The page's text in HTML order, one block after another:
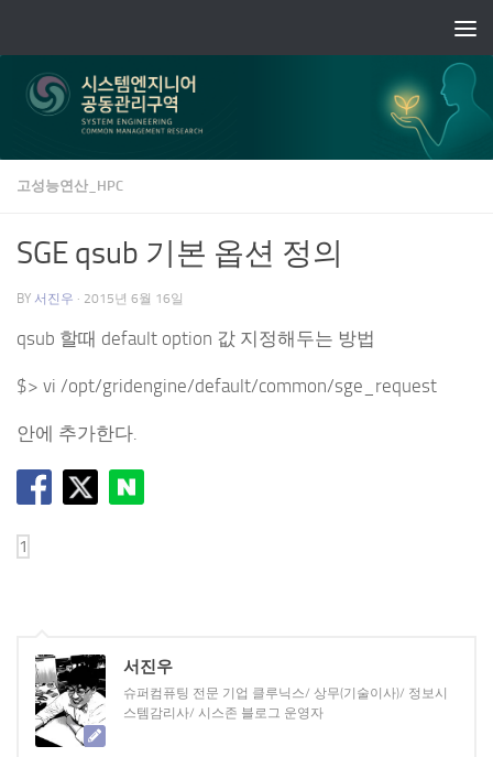
고성능연산_HPC
SGE qsub 기본 옵션 정의
BY 서진우 · 2015년 6월 16일
qsub 할때 default option 값 지정해두는 방법
$> vi /opt/gridengine/default/common/sge_request
안에 추가한다.
서진우
슈퍼컴퓨팅 전문 기업 클루닉스/ 상무(기술이사)/ 정보시
스템감리사/ 시스존 블로그 운영자